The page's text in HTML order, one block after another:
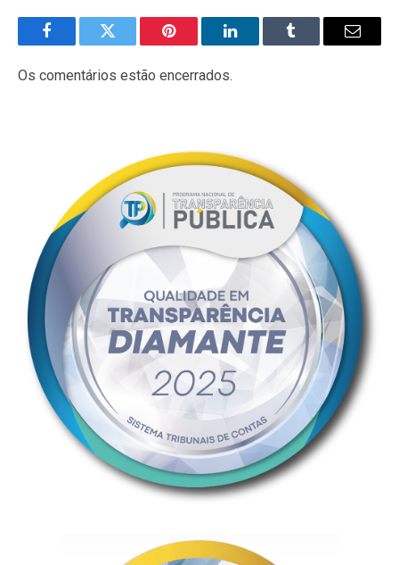
FacebookTwitter Pinterest LinkedInTumblr
E-
Os comentários estão encerrados.